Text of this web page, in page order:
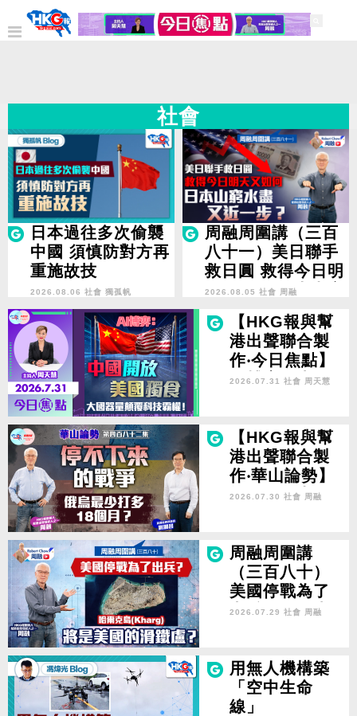
社會
日本過往多次偷襲
中國 須慎防對方再
重施故技
2026.08.06 社會 獨孤帆
周融周圍講（三百
八十一）美日聯手
救日圓 救得今日明
天又如何 日本山窮
水盡又近一步？
2026.08.05 社會 周融
【HKG報與幫
港出聲聯合製
作‧今日焦點】
AI博弈：中國
科技霸權！
2026.07.31 社會 周天慧
【HKG報與幫
港出聲聯合製
作‧華山論勢】
第四百八十二
打多18個月？
2026.07.30 社會 周融
周融周圍講
（三百八十）
美國停戰為了
出兵？哈爾克
盧？
2026.07.29 社會 周融
用無人機構築
「空中生命
線」